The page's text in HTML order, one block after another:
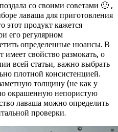
со своими советами 🙂 ,
лаваша для приготовления
этот продукт кажется
его регулярном
определенные нюансы. В
имеет свойство размокать, о
всей статьи, важно выбрать
плотной консистенцией.
толщину (не как у
окрашенную непористую
лаваша можно определить
проверки.